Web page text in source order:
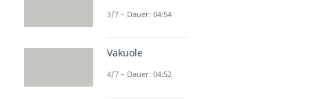
3/7 – Dauer: 04:54
Vakuole
4/7 – Dauer: 04:52